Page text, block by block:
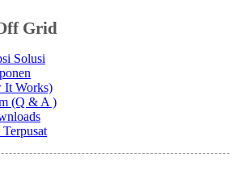
Grid
Solusi
It Works)
(Q & A )